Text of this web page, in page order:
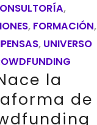
,
, FORMACIÓN,
, UNIVERSO
la
de